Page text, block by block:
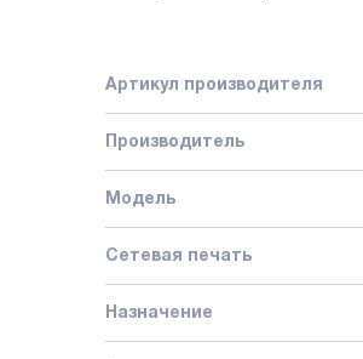
Артикул производителя
Производитель
Модель
Сетевая печать
Назначение